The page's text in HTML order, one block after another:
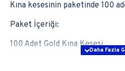
Kına kesesinin paketinde 100
Paket İçeriği:
100 Adet Gold Kına Kesesi